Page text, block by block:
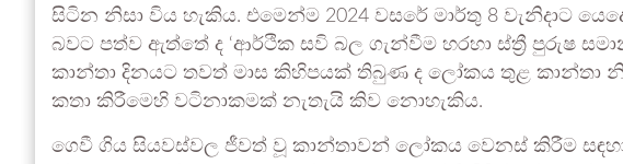
සිටින නිසා විය හැකිය. එමෙන්ම 2024 වසරේ මාර්තු 8 වැනිදාට
බවට පත්ව ඇත්තේ ද ‘ආර්ථික සවි බල ගැන්වීම හරහා ස්ත්‍රී පුරුෂ
කාන්තා දිනයට තවත් මාස කිහිපයක් තිබුණ ද ලෝකය තුළ කාන්තා
කතා කිරීමෙහි වටිනාකමක් නැතැයි කිව නොහැකිය.
ගෙවී ගිය සියවස්වල ජීවත් වූ කාන්තාවන් ලෝකය වෙනස් කිරීම